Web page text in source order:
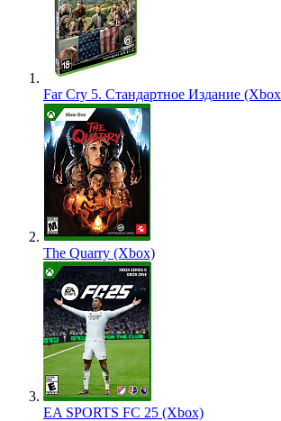
Far Cry 5. Стандартное Издание
The Quarry (Xbox)
EA SPORTS FC 25 (Xbox)